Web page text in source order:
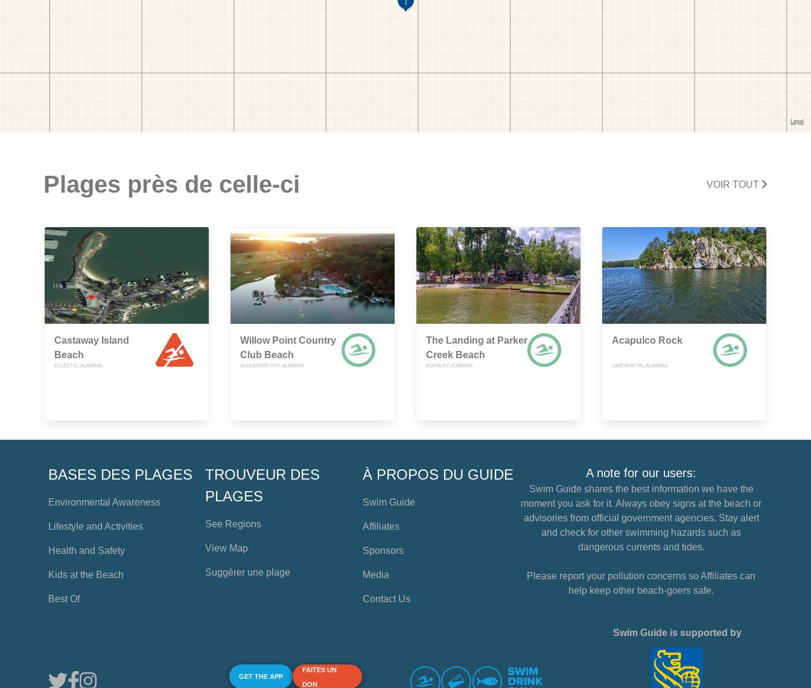
Plages près de celle-ci VOIR TOUT
Castaway Island
Beach
ECLECTIC, ALABAMA
Willow Point Country
Club Beach
ALEXANDER CITY, ALABAMA
The Landing at Parker
Creek Beach
EQUALITY, ALABAMA
Acapulco Rock
LAKE MARTIN, ALABAMA
BASES DES PLAGES
Environmental Awareness
Lifestyle and Activities
Health and Safety
Kids at the Beach
Best Of
TROUVEUR DES
PLAGES
See Regions
View Map
Suggérer une plage
À PROPOS DU GUIDE
Swim Guide
Affiliates
Sponsors
Media
Contact Us
A note for our users:
Swim Guide shares the best information we have the
moment you ask for it. Always obey signs at the beach or
advisories from official government agencies. Stay alert
and check for other swimming hazards such as
dangerous currents and tides.
Please report your pollution concerns so Affiliates can
help keep other beach-goers safe.
GET THE APP
FAITES UN
DON
Swim Guide is supported by